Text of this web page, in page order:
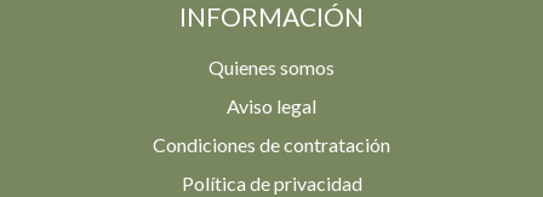
INFORMACIÓN
Quienes somos
Aviso legal
Condiciones de contratación
Política de privacidad